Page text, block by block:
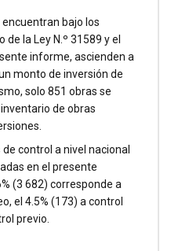
bajo los
la Ley N.º 31589 y el
informe, ascienden a
monto de inversión de
solo 851 obras se
de obras
control a nivel nacional
en el presente
(3 682) corresponde a
el 4.5% (173) a control
previo.